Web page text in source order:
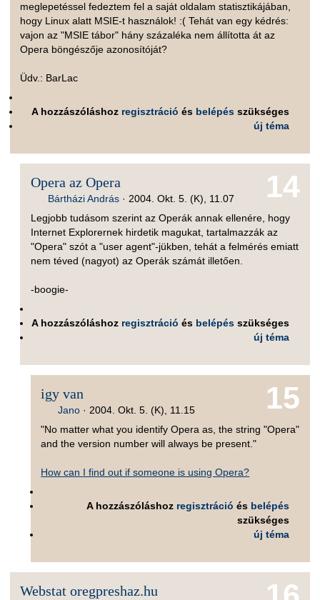
meglepetéssel fedeztem fel a saját oldalam statisztikájában,
hogy Linux alatt MSIE-t használok! :( Tehát van egy kédrés:
vajon az "MSIE tábor" hány százaléka nem állította át az
Opera böngészője azonosítóját?
Üdv.: BarLac
A hozzászóláshoz regisztráció és belépés szükséges
új téma
14
Opera az Opera
Bártházi András· 2004. Okt. 5. (K), 11.07
Legjobb tudásom szerint az Operák annak ellenére, hogy
Internet Explorernek hirdetik magukat, tartalmazzák az
"Opera" szót a "user agent"-jükben, tehát a felmérés emiatt
nem téved (nagyot) az Operák számát illetően.
-boogie-
A hozzászóláshoz regisztráció és belépés szükséges
új téma
15
igy van
Jano· 2004. Okt. 5. (K), 11.15
"No matter what you identify Opera as, the string "Opera"
and the version number will always be present."
How can I find out if someone is using Opera?
A hozzászóláshoz regisztráció és belépés
szükséges
új téma
Webstat oregpreshaz.hu